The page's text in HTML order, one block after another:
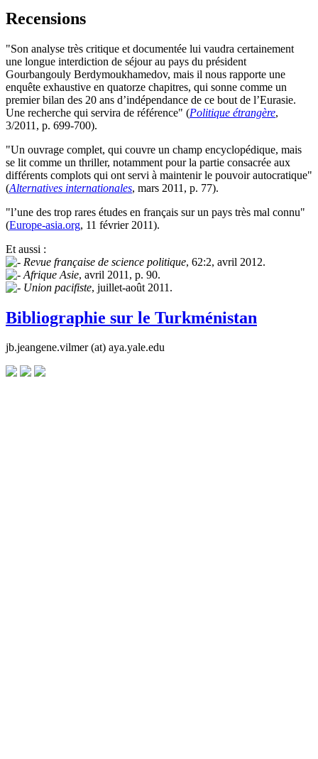
Recensions
"Son analyse très critique et documentée lui vaudra certainement
une longue interdiction de séjour au pays du président
Gourbangouly Berdymoukhamedov, mais il nous rapporte une
enquête exhaustive en quatorze chapitres, qui sonne comme un
premier bilan des 20 ans d’indépendance de ce bout de l’Eurasie.
Une recherche qui servira de référence" (Politique étrangère,
3/2011, p. 699-700).
"Un ouvrage complet, qui couvre un champ encyclopédique, mais
se lit comme un thriller, notamment pour la partie consacrée aux
différents complots qui ont servi à maintenir le pouvoir autocratique"
(Alternatives internationales, mars 2011, p. 77).
"l’une des trop rares études en français sur un pays très mal connu"
(Europe-asia.org, 11 février 2011).
Et aussi :
Revue française de science politique, 62:2, avril 2012.
Afrique Asie, avril 2011, p. 90.
Union pacifiste, juillet-août 2011.
Bibliographie sur le Turkménistan
jb.jeangene.vilmer (at) aya.yale.edu